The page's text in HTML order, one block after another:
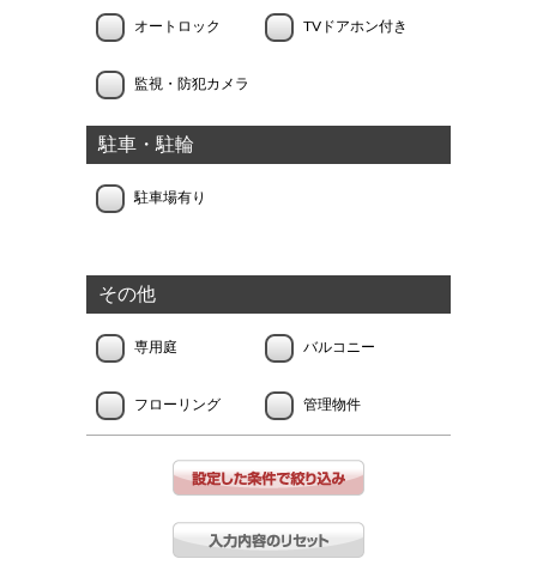
オートロック TVドアホン付き
監視・防犯カメラ
駐車・駐輪
駐車場有り
その他
専用庭 バルコニー
フローリング 管理物件